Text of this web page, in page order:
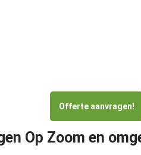
Offerte aanvragen!
Op Zoom en